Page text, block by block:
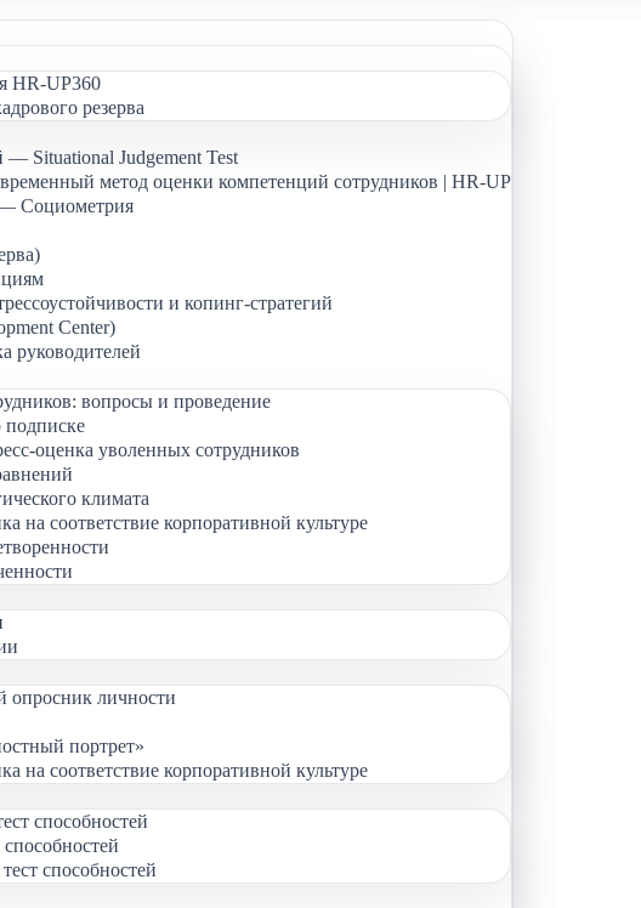
HR-UP360
резерва
Situational Judgement Test
метод оценки компетенций сотрудников | HR-UP
Социометрия
и копинг-стратегий
Center)
руководителей
вопросы и проведение
оценка уволенных сотрудников
климата
на соответствие корпоративной культуре
личности
портрет»
на соответствие корпоративной культуре
способностей
способностей